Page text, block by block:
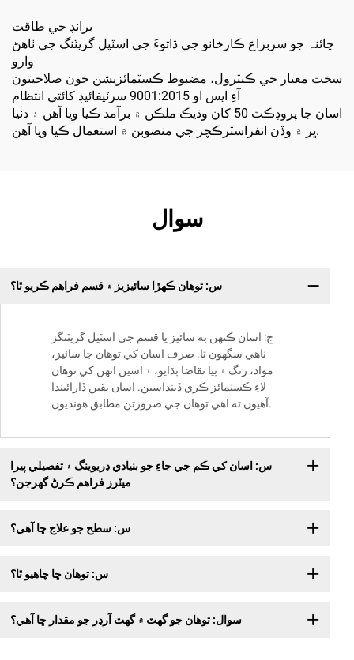
برانڊ جي طاقت
چائنہ جو سربراع ڪارخانو جي ڌاتوءَ جي اسٽيل گريٽنگ جي ٺاهڻ
وارو
سخت معيار جي ڪنٽرول، مضبوط ڪسٽمائزيشن جون صلاحيتون
آءِ ايس او 9001:2015 سرٽيفائيڊ کائتي انتظام
اسان جا پروڊڪٽ 50 کان وڌيڪ ملڪن ۾ برآمد ڪيا ويا آهن ۽ دنيا
ڀر ۾ وڏن انفراسٽرڪچر جي منصوبن ۾ استعمال ڪيا ويا آهن.
سوال
س: توهان ڪهڙا سائيزيز ۽ قسم فراهم ڪريو ٿا؟
ج: اسان ڪنهن به سائيز يا قسم جي اسٽيل گريٽنگز
ٺاهي سگھون ٿا. صرف اسان کي توهان جا سائيز،
مواد، رنگ ۽ ٻيا تقاضا ٻڌايو، ۽ اسين انهن کي توهان
لاءِ ڪسٽمائز ڪري ڏينداسين. اسان يقين ڏارائيندا
آهيون ته اهي توهان جي ضرورتن مطابق هونديون.
س: اسان کي ڪم جي جاءِ جو بنيادي ڊريوينگ ۽ تفصيلي پيرا
ميٽرز فراهم ڪرڻ گهرجن؟
س: سطح جو علاج ڇا آهي؟
س: توهان ڇا چاهيو ٿا؟
سوال: توهان جو گهٽ ۾ گهٽ آرڊر جو مقدار ڇا آهي؟